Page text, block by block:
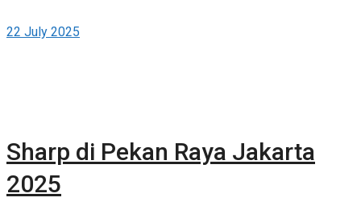
22 July 2025
Sharp di Pekan Raya Jakarta
2025